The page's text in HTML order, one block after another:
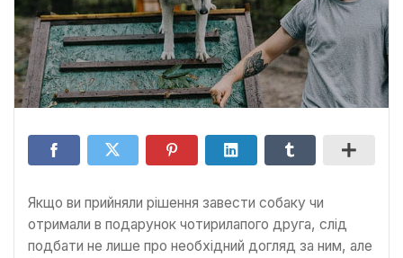
Якщо ви прийняли рішення завести собаку чи
отримали в подарунок чотирилапого друга, слід
подбати не лише про необхідний догляд за ним, але